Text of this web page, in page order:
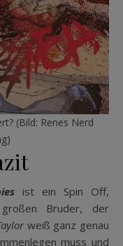
(Bild: Renes Nerd
ist ein Spin Off,
Bruder, der
weiß ganz genau
muss und